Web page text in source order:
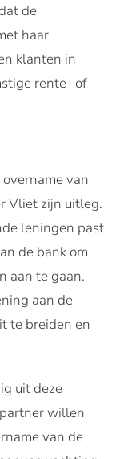
de
haar
klanten in
rente- of
van
Vliet zijn uitleg.
leningen past
de bank om
aan te gaan.
aan de
te breiden en
uit deze
willen
van de